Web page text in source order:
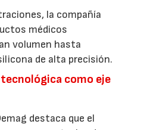
la compañía
médicos
volumen hasta
de alta precisión.
como eje
destaca que el